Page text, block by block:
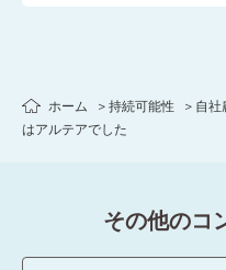
ホーム 持続可能性 自社
はアルテアでした
その他のコ